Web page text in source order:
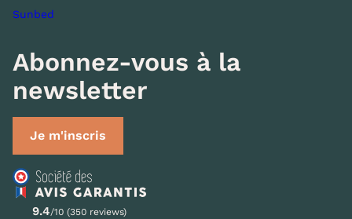
Sunbed
Abonnez-vous à la
newsletter
Je m'inscris
9.4/10 (350 reviews)